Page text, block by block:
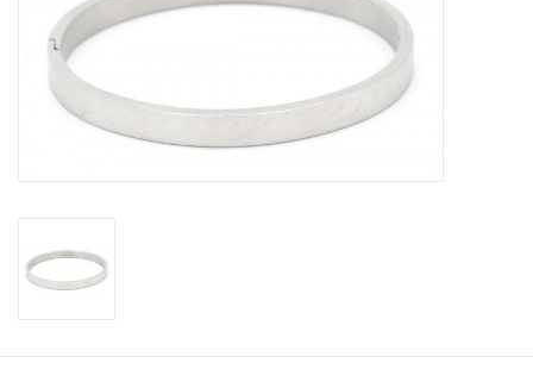
Haaraccesoires
Zonnebrillen